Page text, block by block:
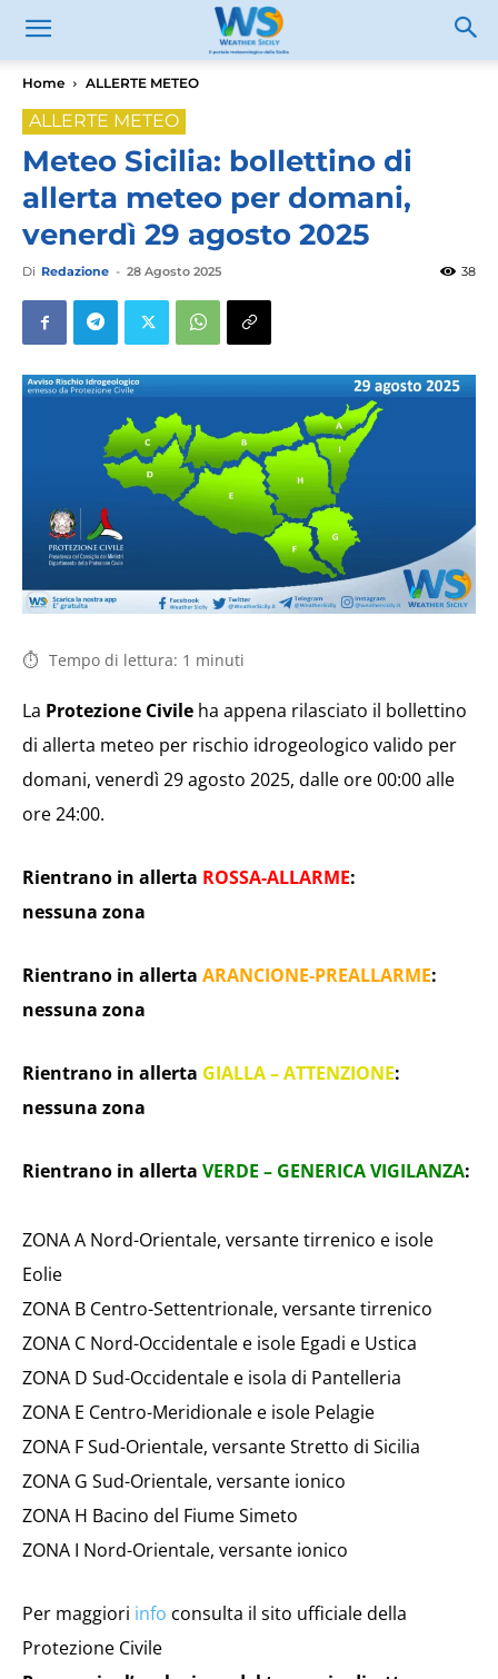
Home ALLERTE METEO
ALLERTE METEO
Meteo Sicilia: bollettino di
allerta meteo per domani,
venerdì 29 agosto 2025
Di Redazione - 28 Agosto 2025 38
Tempo di lettura: 1 minuti
La Protezione Civile ha appena rilasciato il bollettino
di allerta meteo per rischio idrogeologico valido per
domani, venerdì 29 agosto 2025, dalle ore 00:00 alle
ore 24:00.
Rientrano in allerta ROSSA-ALLARME:
nessuna zona
Rientrano in allerta ARANCIONE-PREALLARME:
nessuna zona
Rientrano in allerta GIALLA – ATTENZIONE:
nessuna zona
Rientrano in allerta VERDE – GENERICA VIGILANZA:
ZONA A Nord-Orientale, versante tirrenico e isole
Eolie
ZONA B Centro-Settentrionale, versante tirrenico
ZONA C Nord-Occidentale e isole Egadi e Ustica
ZONA D Sud-Occidentale e isola di Pantelleria
ZONA E Centro-Meridionale e isole Pelagie
ZONA F Sud-Orientale, versante Stretto di Sicilia
ZONA G Sud-Orientale, versante ionico
ZONA H Bacino del Fiume Simeto
ZONA I Nord-Orientale, versante ionico
Per maggiori info consulta il sito ufficiale della
Protezione Civile